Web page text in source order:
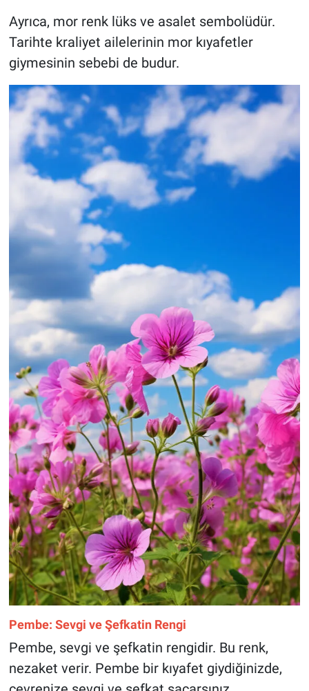
Ayrıca, mor renk lüks ve asalet sembolüdür.
Tarihte kraliyet ailelerinin mor kıyafetler
giymesinin sebebi de budur.
Pembe: Sevgi ve Şefkatin Rengi
Pembe, sevgi ve şefkatin rengidir. Bu renk,
nezaket verir. Pembe bir kıyafet giydiğinizde,